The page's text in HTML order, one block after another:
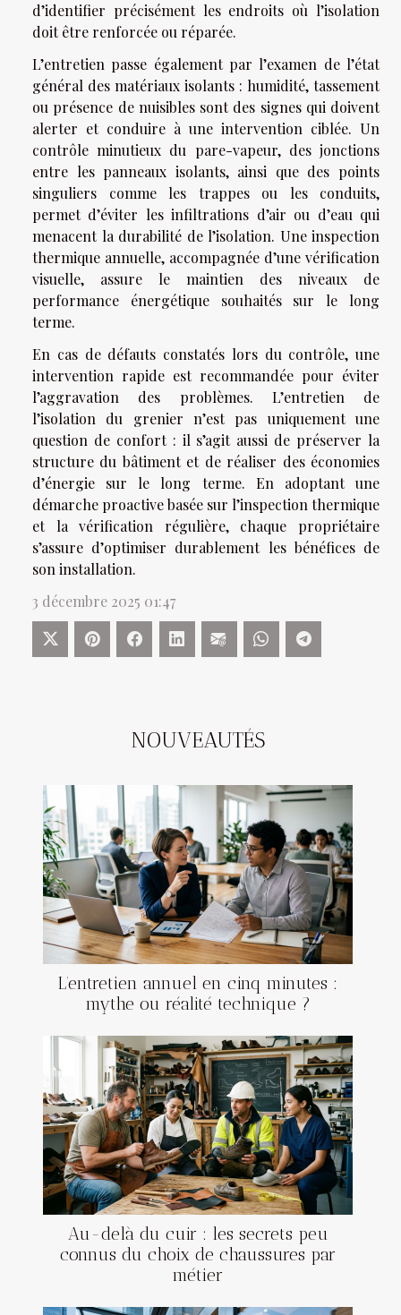
NOUVEAUTÉS
L’entretien annuel en cinq minutes :
mythe ou réalité technique ?
Au-delà du cuir : les secrets peu
connus du choix de chaussures par
métier
d’identifier précisément les endroits où l’isolation
doit être renforcée ou réparée.
L’entretien passe également par l’examen de l’état
général des matériaux isolants : humidité, tassement
ou présence de nuisibles sont des signes qui doivent
alerter et conduire à une intervention ciblée. Un
contrôle minutieux du pare-vapeur, des jonctions
entre les panneaux isolants, ainsi que des points
singuliers comme les trappes ou les conduits,
permet d’éviter les infiltrations d’air ou d’eau qui
menacent la durabilité de l’isolation. Une inspection
thermique annuelle, accompagnée d’une vérification
visuelle, assure le maintien des niveaux de
performance énergétique souhaités sur le long
terme.
En cas de défauts constatés lors du contrôle, une
intervention rapide est recommandée pour éviter
l’aggravation des problèmes. L’entretien de
l’isolation du grenier n’est pas uniquement une
question de confort : il s’agit aussi de préserver la
structure du bâtiment et de réaliser des économies
d’énergie sur le long terme. En adoptant une
démarche proactive basée sur l’inspection thermique
et la vérification régulière, chaque propriétaire
s’assure d’optimiser durablement les bénéfices de
son installation.
3 décembre 2025 01:47